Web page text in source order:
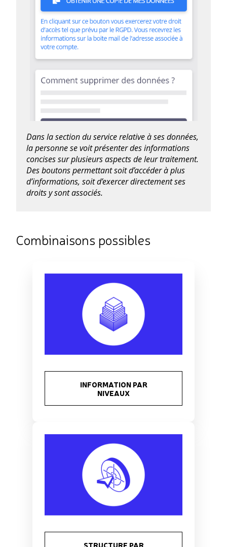
Dans la section du service relative à ses données,
la personne se voit présenter des informations
concises sur plusieurs aspects de leur traitement.
Des boutons permettant soit d’accéder à plus
d’informations, soit d’exercer directement ses
droits y sont associés.
Combinaisons possibles
INFORMATION PAR
NIVEAUX
STRUCTURE PAR